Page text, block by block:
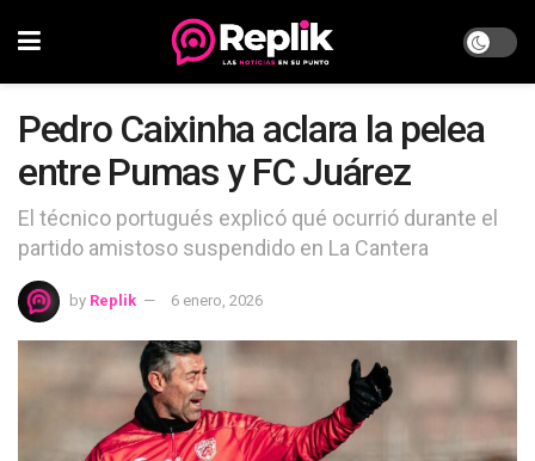
Pedro Caixinha aclara la pelea
entre Pumas y FC Juárez
El técnico portugués explicó qué ocurrió durante el
partido amistoso suspendido en La Cantera
by Replik 6 enero, 2026